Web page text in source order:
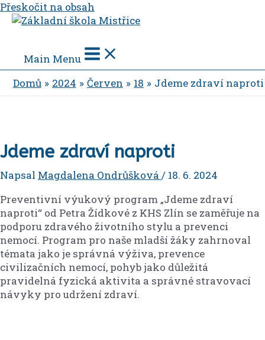
Přeskočit na obsah
Main Menu
Domů
2024 Červen 18 Jdeme zdraví naproti
Jdeme zdraví naproti
Napsal Magdalena Ondrůšková / 18. 6. 2024
Preventivní výukový program „Jdeme zdraví
naproti“ od Petra Žídkové z KHS Zlín se zaměřuje na
podporu zdravého životního stylu a prevenci
nemocí. Program pro naše mladší žáky zahrnoval
témata jako je správná výživa, prevence
civilizačních nemocí, pohyb jako důležitá
pravidelná fyzická aktivita a správné stravovací
návyky pro udržení zdraví.